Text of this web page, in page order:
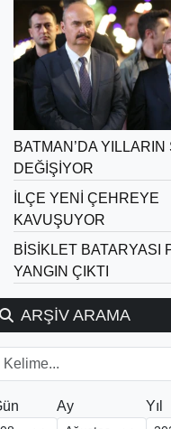
BATMAN’DA
DEĞİŞİYOR
İLÇE YENİ ÇEHREYE
KAVUŞUYOR
BİSİKLET BATARYASI
YANGIN ÇIKTI
ARŞİV ARAMA
Ay Yıl